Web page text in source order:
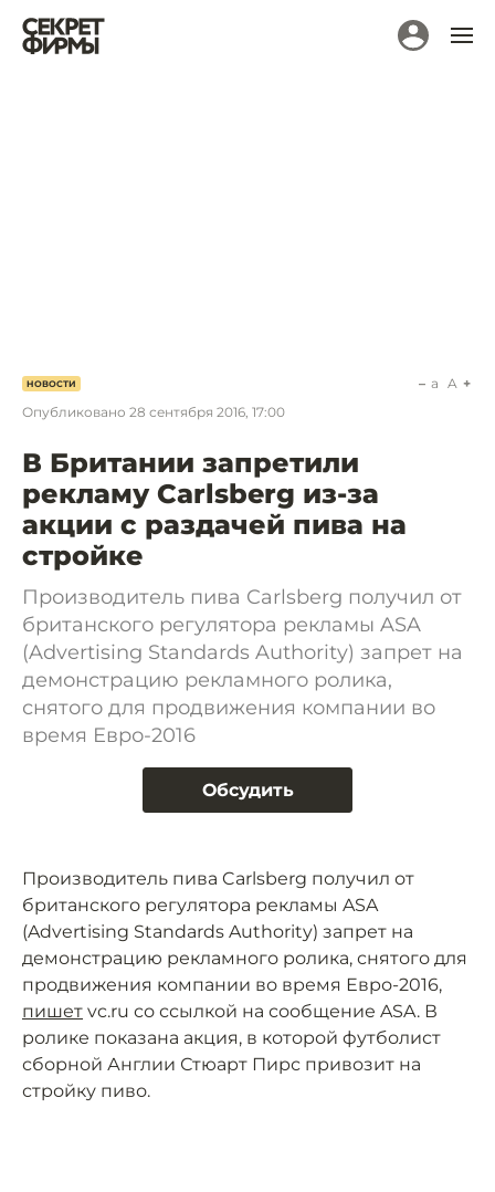
НОВОСТИ
Опубликовано 28 сентября 2016, 17:00
a A
В Британии запретили
рекламу Carlsberg из-за
акции с раздачей пива на
стройке
Производитель пива Carlsberg получил от
британского регулятора рекламы ASA
(Advertising Standards Authority) запрет на
демонстрацию рекламного ролика,
снятого для продвижения компании во
время Евро-2016
Обсудить
Производитель пива Carlsberg получил от
британского регулятора рекламы ASA
(Advertising Standards Authority) запрет на
демонстрацию рекламного ролика, снятого для
продвижения компании во время Евро-2016,
пишет vc.ru со ссылкой на сообщение ASA. В
ролике показана акция, в которой футболист
сборной Англии Стюарт Пирс привозит на
стройку пиво.